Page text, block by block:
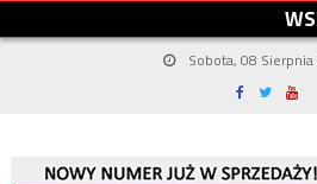
WS
Sobota, 08